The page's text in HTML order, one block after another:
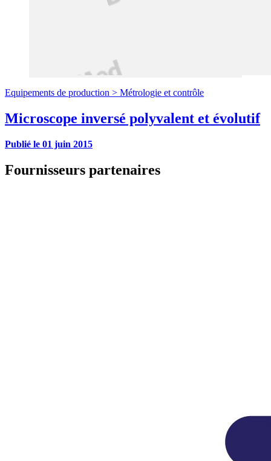
Equipements de production > Métrologie et contrôle
Microscope inversé polyvalent et évolutif
Publié le 01 juin 2015
Fournisseurs partenaires